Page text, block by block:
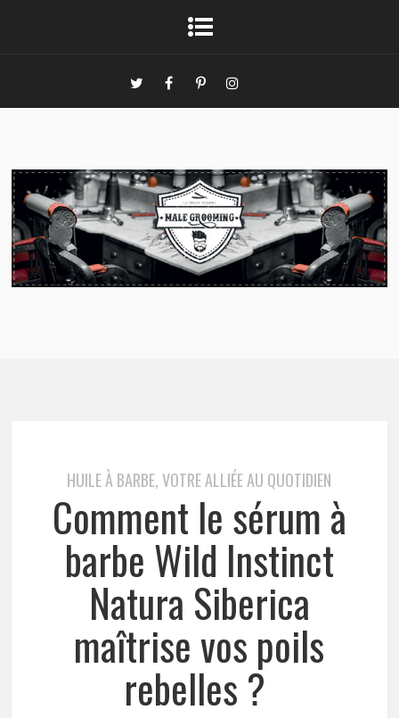
HUILE À BARBE, VOTRE ALLIÉE AU QUOTIDIEN
Comment le sérum à
barbe Wild Instinct
Natura Siberica
maîtrise vos poils
rebelles ?